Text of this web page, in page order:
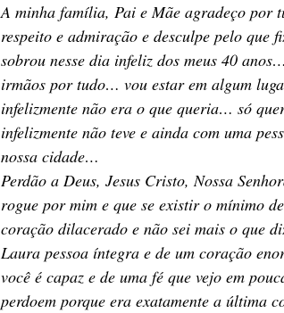
A minha família, Pai e Mãe agradeço
respeito e admiração e desculpe pelo que
sobrou nesse dia infeliz dos meus 40
irmãos por tudo… vou estar em algum
infelizmente não era o que queria… só
infelizmente não teve e ainda com uma
nossa cidade…
Perdão a Deus, Jesus Cristo, Nossa
rogue por mim e que se existir o mínimo
coração dilacerado e não sei mais o que
Laura pessoa íntegra e de um coração
você é capaz e de uma fé que vejo em
perdoem porque era exatamente a última